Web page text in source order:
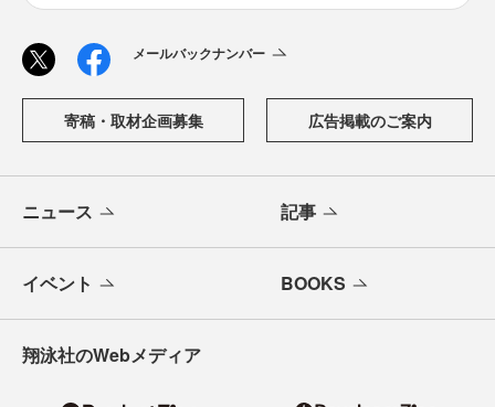
メールバックナンバー
寄稿・取材企画募集 広告掲載のご案内
ニュース 記事
イベント BOOKS
翔泳社のWebメディア